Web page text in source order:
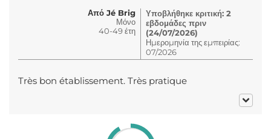
Από Jé Brig
Μόνο
40-49 έτη
Υποβλήθηκε κριτική: 2
εβδομάδες πριν
(24/07/2026)
Ημερομηνία της εμπειρίας:
07/2026
Très bon établissement. Très pratique